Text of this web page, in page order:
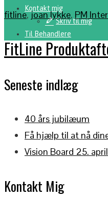
Kontakt mig
Skriv til mig
Til Behandlere
fitline,joan lykke, PM
FitLine
Seneste indlæg
40 års jubilæum
Få hjælp til at nå
Vision Board 25.
Kontakt Mig